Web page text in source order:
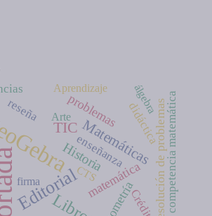
Editorial
TICMatemáticas
Historia
matemática resolución de problemas
problemas
reseña competencia matemática
didáctica
enseñanza
álgebra
Aprendizaje
firma
Arte
CTS